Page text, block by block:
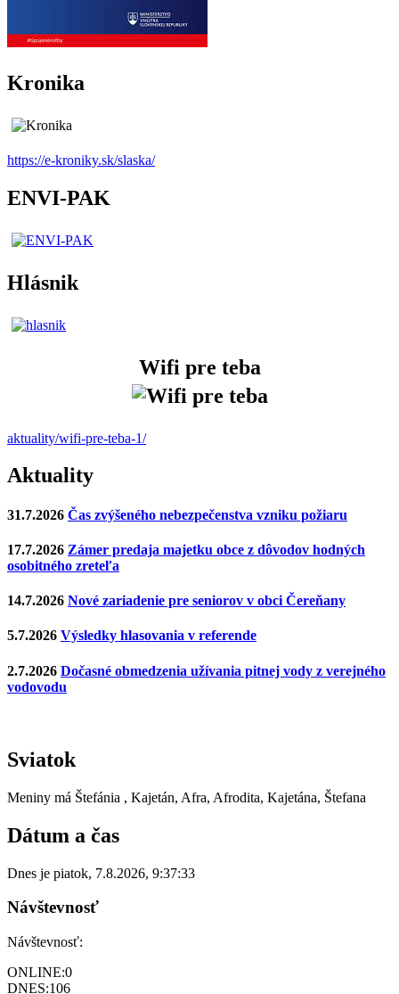
Kronika
https://e-kroniky.sk/slaska/
ENVI-PAK
Hlásnik
Wifi pre teba
aktuality/wifi-pre-teba-1/
Aktuality
31.7.2026 Čas zvýšeného nebezpečenstva vzniku požiaru
17.7.2026 Zámer predaja majetku obce z dôvodov hodných
osobitného zreteľa
14.7.2026 Nové zariadenie pre seniorov v obci Čereňany
5.7.2026 Výsledky hlasovania v referende
2.7.2026 Dočasné obmedzenia užívania pitnej vody z verejného
vodovodu
Sviatok
Meniny má Štefánia , Kajetán, Afra, Afrodita, Kajetána, Štefana
Dátum a čas
Dnes je piatok, 7.8.2026, 9:37:33
Návštevnosť
Návštevnosť:
ONLINE:0
DNES:106